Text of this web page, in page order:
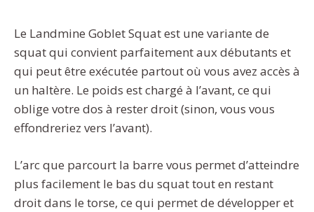
Le Landmine Goblet Squat est une variante de
squat qui convient parfaitement aux débutants et
qui peut être exécutée partout où vous avez accès à
un haltère. Le poids est chargé à l’avant, ce qui
oblige votre dos à rester droit (sinon, vous vous
effondreriez vers l’avant).
L’arc que parcourt la barre vous permet d’atteindre
plus facilement le bas du squat tout en restant
droit dans le torse, ce qui permet de développer et